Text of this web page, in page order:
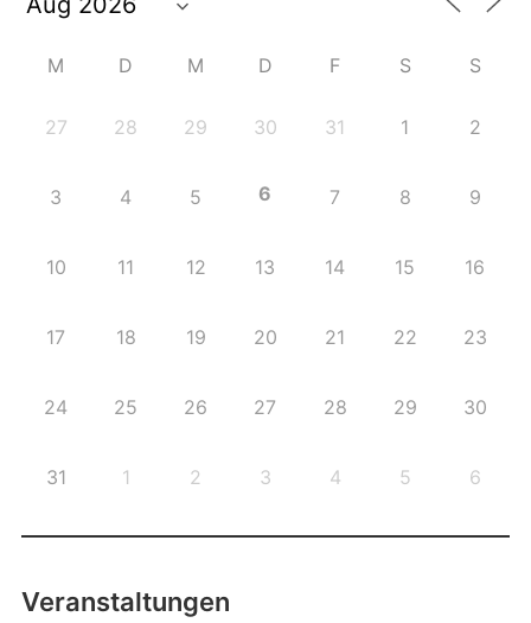
M D M D F S S
27 28 29 30 31 1 2
3 4 5 6 7 8 9
10 11 12 13 14 15 16
17 18 19 20 21 22 23
24 25 26 27 28 29 30
31 1 2 3 4 5 6
Veranstaltungen